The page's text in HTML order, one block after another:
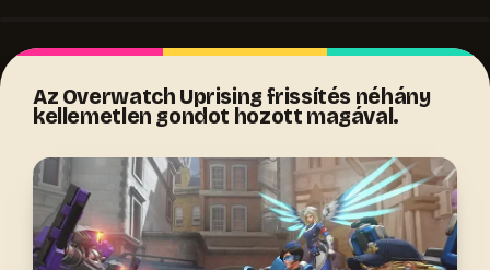
Az Overwatch Uprising frissítés néhány
kellemetlen gondot hozott magával.